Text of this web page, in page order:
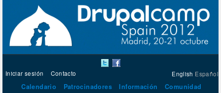
English Español
Iniciar sesión Contacto
Calendario Patrocinadores Información Comunidad